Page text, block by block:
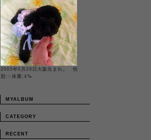
2005年5月28日大阪生まれ。 性
別:♂体重:4㌔
MYALBUM
CATEGORY
RECENT